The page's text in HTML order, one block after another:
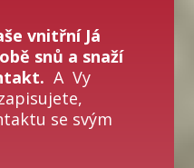
vnitřní Já
snů a snaží
A Vy
se svým